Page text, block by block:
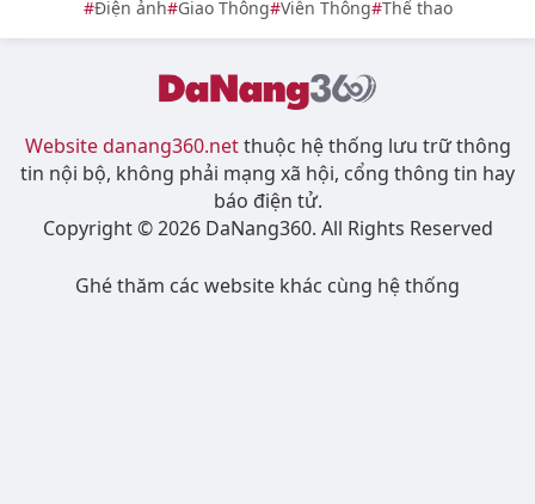
Điện ảnh Giao Thông Viễn Thông Thể thao
Website danang360.netthuộc hệ thống lưu trữ thông
tin nội bộ, không phải mạng xã hội, cổng thông tin hay
báo điện tử.
Copyright © 2026 DaNang360. All Rights Reserved
Ghé thăm các website khác cùng hệ thống